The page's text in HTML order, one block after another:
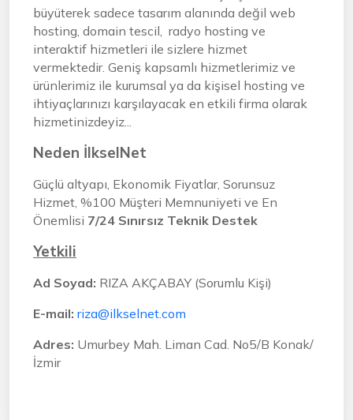
büyüterek sadece tasarım alanında değil web
hosting, domain tescil, radyo hosting ve
interaktif hizmetleri ile sizlere hizmet
vermektedir. Geniş kapsamlı hizmetlerimiz ve
ürünlerimiz ile kurumsal ya da kişisel hosting ve
ihtiyaçlarınızı karşılayacak en etkili firma olarak
hizmetinizdeyiz...
Neden İlkselNet
Güçlü altyapı, Ekonomik Fiyatlar, Sorunsuz
Hizmet, %100 Müşteri Memnuniyeti ve En
Önemlisi 7/24 Sınırsız Teknik Destek
Yetkili
Ad Soyad: RIZA AKÇABAY (Sorumlu Kişi)
E-mail: riza@ilkselnet.com
Adres: Umurbey Mah. Liman Cad. No5/B Konak/
İzmir